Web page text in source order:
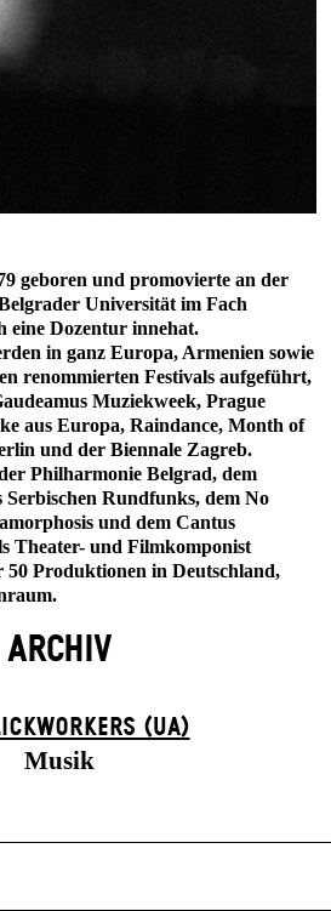
geboren und promovierte an der
Universität im Fach
eine Dozentur innehat.
in ganz Europa, Armenien sowie
renommierten Festivals aufgeführt,
Muziekweek, Prague
aus Europa, Raindance, Month of
und der Biennale Zagreb.
Philharmonie Belgrad, dem
Serbischen Rundfunks, dem No
und dem Cantus
Theater- und Filmkomponist
50 Produktionen in Deutschland,
ARCHIV
(UA)
Musik